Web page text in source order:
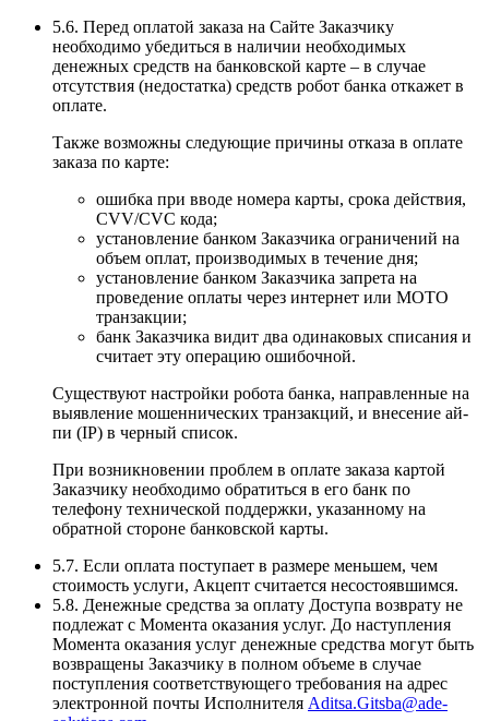
5.6. Перед оплатой заказа на Сайте Заказчику
необходимо убедиться в наличии необходимых
денежных средств на банковской карте – в случае
отсутствия (недостатка) средств робот банка откажет в
оплате.
Также возможны следующие причины отказа в оплате
заказа по карте:
ошибка при вводе номера карты, срока действия,
CVV/CVC кода;
установление банком Заказчика ограничений на
объем оплат, производимых в течение дня;
установление банком Заказчика запрета на
проведение оплаты через интернет или MOTO
транзакции;
банк Заказчика видит два одинаковых списания и
считает эту операцию ошибочной.
Существуют настройки робота банка, направленные на
выявление мошеннических транзакций, и внесение ай-
пи (IP) в черный список.
При возникновении проблем в оплате заказа картой
Заказчику необходимо обратиться в его банк по
телефону технической поддержки, указанному на
обратной стороне банковской карты.
5.7. Если оплата поступает в размере меньшем, чем
стоимость услуги, Акцепт считается несостоявшимся.
5.8. Денежные средства за оплату Доступа возврату не
подлежат с Момента оказания услуг. До наступления
Момента оказания услуг денежные средства могут быть
возвращены Заказчику в полном объеме в случае
поступления соответствующего требования на адрес
электронной почты Исполнителя Aditsa.Gitsba@ade-